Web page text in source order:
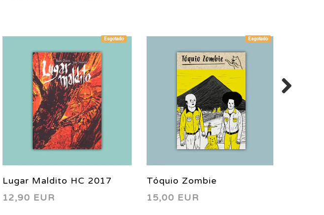
Esgotado
Lugar Maldito HC 2017
12,90 EUR
Esgotado
Tóquio Zombie
15,00 EUR